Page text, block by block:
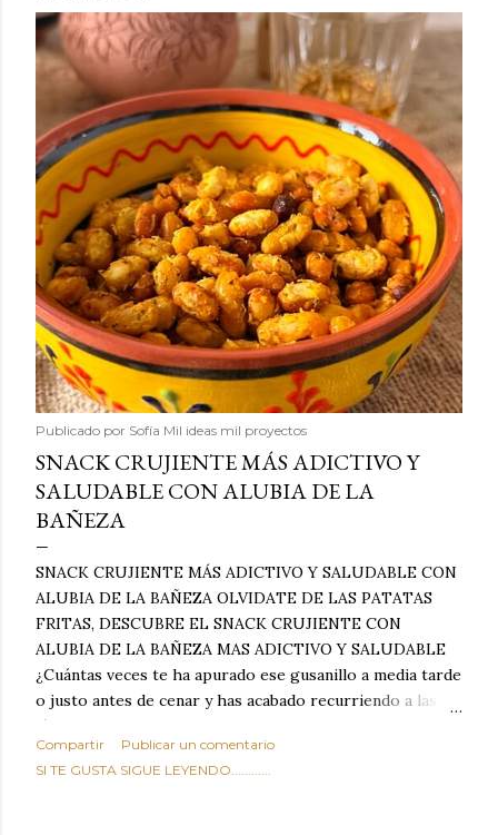
Publicado por Sofía Mil ideas mil proyectos
SNACK CRUJIENTE MÁS ADICTIVO Y
SALUDABLE CON ALUBIA DE LA
BAÑEZA
SNACK CRUJIENTE MÁS ADICTIVO Y SALUDABLE CON
ALUBIA DE LA BAÑEZA OLVIDATE DE LAS PATATAS
FRITAS, DESCUBRE EL SNACK CRUJIENTE CON
ALUBIA DE LA BAÑEZA MAS ADICTIVO Y SALUDABLE
¿Cuántas veces te ha apurado ese gusanillo a media tarde
o justo antes de cenar y has acabado recurriendo a las
típicas patatas de bolsa, frutos secos fritos o snacks
ultraprocesados llenos de grasas saturadas y sodio?
Todos hemos estado ahí. Sin embargo, cuidarse no tiene
Compartir
Publicar un comentario
SI TE GUSTA SIGUE LEYENDO............